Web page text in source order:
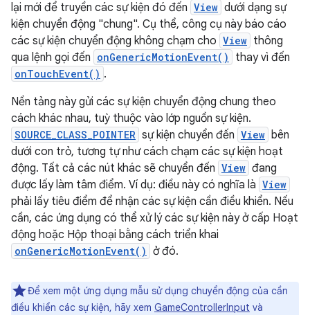
lại mới để truyền các sự kiện đó đến View dưới dạng sự
kiện chuyển động "chung". Cụ thể, công cụ này báo cáo
các sự kiện chuyển động không chạm cho View thông
qua lệnh gọi đến onGenericMotionEvent() thay vì đến
onTouchEvent() .
Nền tảng này gửi các sự kiện chuyển động chung theo
cách khác nhau, tuỳ thuộc vào lớp nguồn sự kiện.
SOURCE_CLASS_POINTER sự kiện chuyển đến View bên
dưới con trỏ, tương tự như cách chạm các sự kiện hoạt
động. Tất cả các nút khác sẽ chuyển đến View đang
được lấy làm tâm điểm. Ví dụ: điều này có nghĩa là View
phải lấy tiêu điểm để nhận các sự kiện cần điều khiển. Nếu
cần, các ứng dụng có thể xử lý các sự kiện này ở cấp Hoạt
động hoặc Hộp thoại bằng cách triển khai
onGenericMotionEvent() ở đó.
Để xem một ứng dụng mẫu sử dụng chuyển động của cần
điều khiển các sự kiện, hãy xem GameControllerInput và